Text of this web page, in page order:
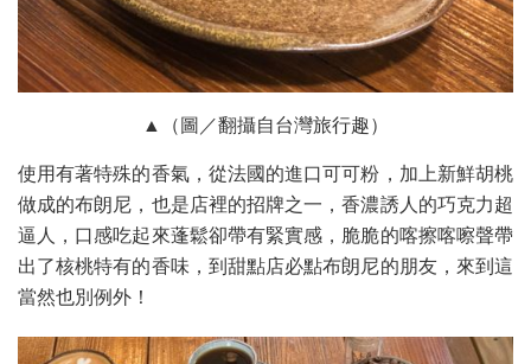
▲（圖／翻攝自台灣旅行趣）
使用有著特殊的香氣，從法國的進口可可粉，加上新鮮胡桃
做成的布朗尼，也是店裡的招牌之一，香濃誘人的巧克力超
逼人，口感吃起來蓬鬆卻帶有緊實感，脆脆的喀擦喀嚓聲帶
出了核桃特有的香味，到甜點店必點布朗尼的朋友，來到這
當然也別例外！